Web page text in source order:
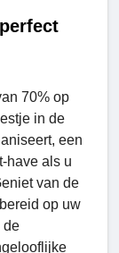
70% op
in de
een
have als u
van de
op uw
de